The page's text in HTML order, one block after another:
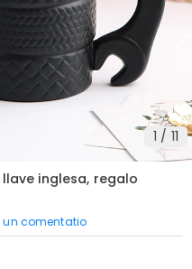
1 / 11
inglesa, regalo
un comentatio